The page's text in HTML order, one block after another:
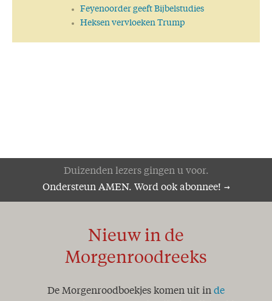
Feyenoorder geeft Bijbelstudies
Heksen vervloeken Trump
Duizenden lezers gingen u voor.
Ondersteun AMEN. Word ook abonnee!
Nieuw in de
Morgenroodreeks
De Morgenroodboekjes komen uit in de